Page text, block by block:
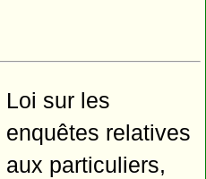
Loi sur les
enquêtes relatives
aux particuliers,